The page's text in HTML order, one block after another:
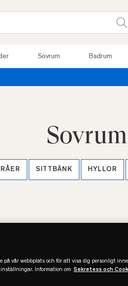
Sovrum Badrum
Sovrum
SITTBÄNK HYLLOR
på vår webbplats och för att visa dig personligt
Information om Sekretess och